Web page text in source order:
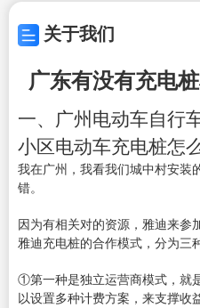
关于我们
广东有没有充电
一、广州电动车自行
小区电动车充电桩怎
我在广州，我看我们城中村安装
错。
因为有相关对的资源，雅迪来参
雅迪充电桩的合作模式，分为三
①第一种是独立运营商模式，就
以设置多种计费方案，来支撑收